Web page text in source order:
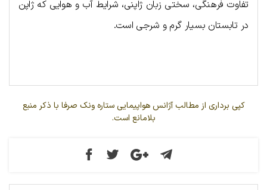
تفاوت فرهنگی، سختی زبان ژاپنی، شرایط آب و هوایی که ژاپن
در تابستان بسیار گرم و شرجی است.
کپی برداری از مطالب آژانس هواپیمایی ستاره ونک صرفا با ذکر منبع
بلامانع است.